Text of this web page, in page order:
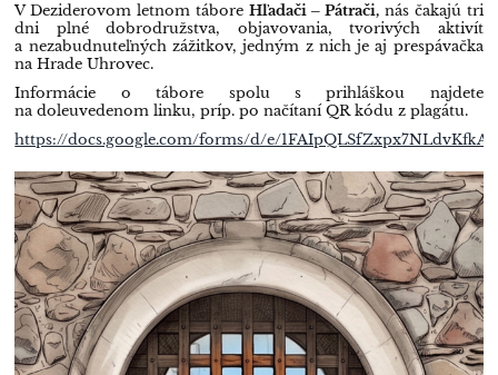
V Deziderovom letnom tábore Hľadači – Pátrači, nás čakajú tri
dni plné dobrodružstva, objavovania, tvorivých aktivít
a nezabudnuteľných zážitkov, jedným z nich je aj prespávačka
na Hrade Uhrovec.
Informácie o tábore spolu s prihláškou najdete
na doleuvedenom linku, príp. po načítaní QR kódu z plagátu.
https://docs.google.com/forms/d/e/